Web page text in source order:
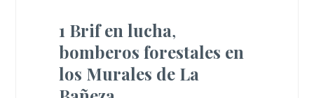
1 Brif en lucha,
bomberos forestales en
los Murales de La